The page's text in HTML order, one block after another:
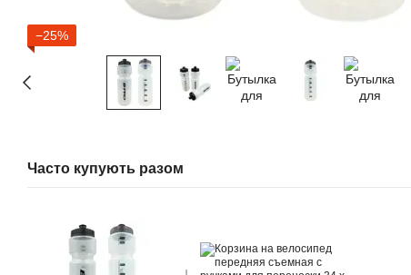
−25%
Часто купують разом